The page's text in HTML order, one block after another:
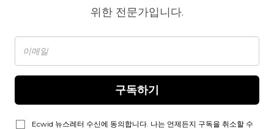
위한 전문가입니다.
구독하기
Ecwid 뉴스레터 수신에 동의합니다. 나는 언제든지 구독을 취소할 수